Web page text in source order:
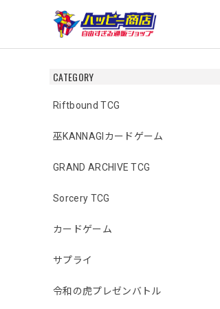
CATEGORY
Riftbound TCG
巫KANNAGIカードゲーム
GRAND ARCHIVE TCG
Sorcery TCG
カードゲーム
サプライ
令和の虎プレゼンバトル